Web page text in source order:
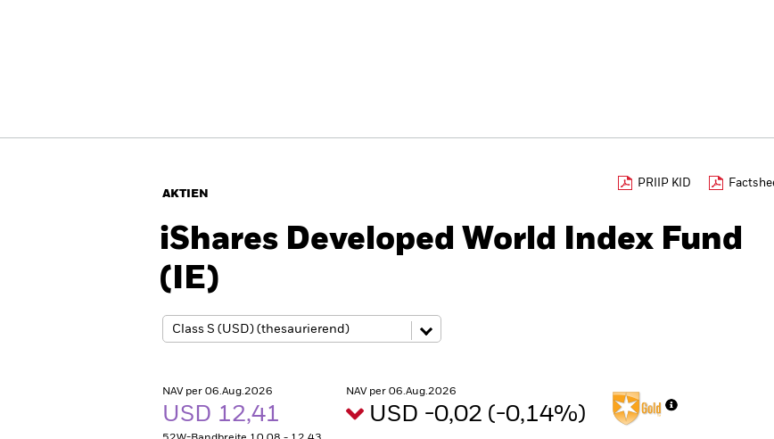
AKTIEN
PRIIP KID
iShares Developed World Index Fund
(IE)
NAV per 06.Aug.2026
USD 12,41
NAV per 06.Aug.2026
USD -0,02 (-0,14%)